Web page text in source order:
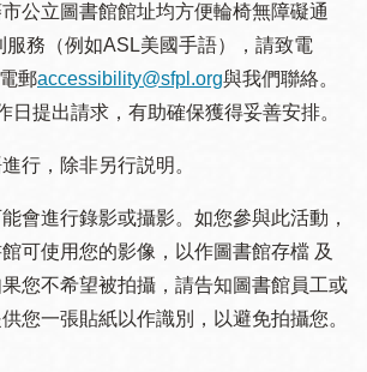
公立圖書館館址均方便輪椅無障礙通
服務（例如ASL美國手語），請致電
郵accessibility@sfpl.org與我們聯絡。
日提出請求，有助確保獲得妥善安排。
行，除非另行説明。
會進行錄影或攝影。如您參與此活動，
可使用您的影像，以作圖書館存檔 及
您不希望被拍攝，請告知圖書館員工或
您一張貼紙以作識別，以避免拍攝您。